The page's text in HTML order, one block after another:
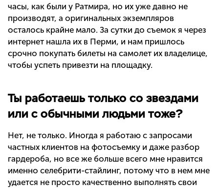
часы, как были у Ратмира, но их уже давно не
производят, а оригинальных экземпляров
осталось крайне мало. За сутки до съемок я через
интернет нашла их в Перми, и нам пришлось
срочно покупать билеты на самолет их владелице,
чтобы успеть привезти на площадку.
Ты работаешь только со звездами
или с обычными людьми тоже?
Нет, не только. Иногда я работаю с запросами
частных клиентов на фотосъемку и даже разбор
гардероба, но все же больше всего мне нравится
именно селебрити-стайлинг, потому что в нем мне
удается не просто качественно выполнять свои